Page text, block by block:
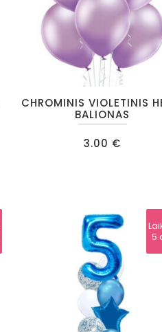
CHROMINIS VIOLETINIS
BALIONAS
3.00 €
5